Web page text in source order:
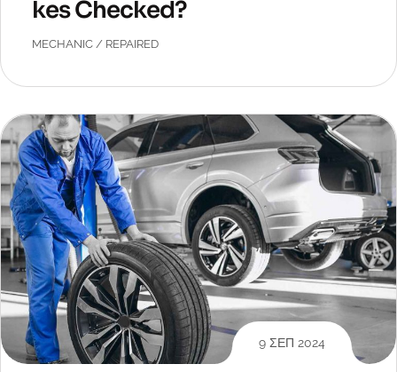
kes Checked?
MECHANIC / REPAIRED
9 ΣΕΠ 2024